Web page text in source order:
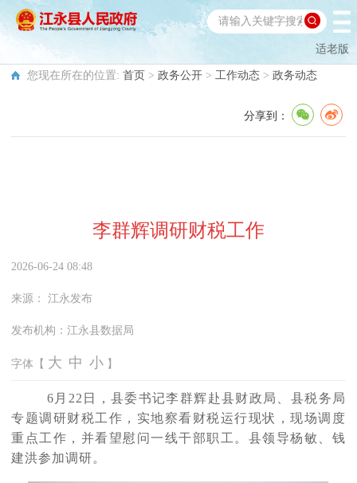
适老版
您现在所在的位置: 首页 > 政务公开 > 工作动态 > 政务动态
分享到：
李群辉调研财税工作
2026-06-24 08:48
来源： 江永发布
发布机构： 江永县数据局
字体【 大 中 小 】
6月22日，县委书记李群辉赴县财政局、县税务局
专题调研财税工作，实地察看财税运行现状，现场调度
重点工作，并看望慰问一线干部职工。县领导杨敏、钱
建洪参加调研。